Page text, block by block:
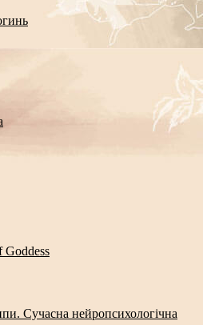
Goddess
Сучасна нейропсихологічна